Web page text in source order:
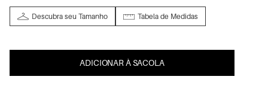
Descubra seu Tamanho Tabela de Medidas
ADICIONAR À SACOLA